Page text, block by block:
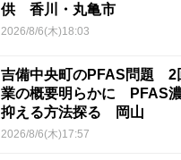
供 香川・丸亀市
2026/8/6(木)18:03
吉備中央町のPFAS問題 2
業の概要明らかに PFAS
抑える方法探る 岡山
2026/8/6(木)17:57